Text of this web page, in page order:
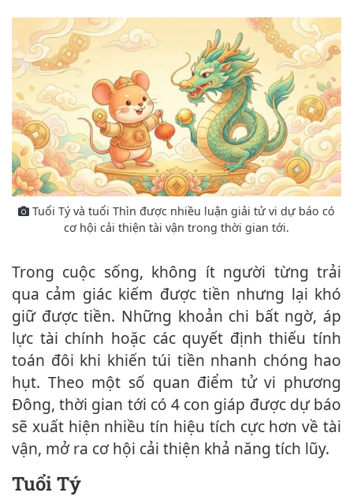
Tuổi Tý và tuổi Thìn được nhiều luận giải tử vi dự báo có
cơ hội cải thiện tài vận trong thời gian tới.
Trong cuộc sống, không ít người từng trải
qua cảm giác kiếm được tiền nhưng lại khó
giữ được tiền. Những khoản chi bất ngờ, áp
lực tài chính hoặc các quyết định thiếu tính
toán đôi khi khiến túi tiền nhanh chóng hao
hụt. Theo một số quan điểm tử vi phương
Đông, thời gian tới có 4 con giáp được dự báo
sẽ xuất hiện nhiều tín hiệu tích cực hơn về tài
vận, mở ra cơ hội cải thiện khả năng tích lũy.
Tuổi Tý